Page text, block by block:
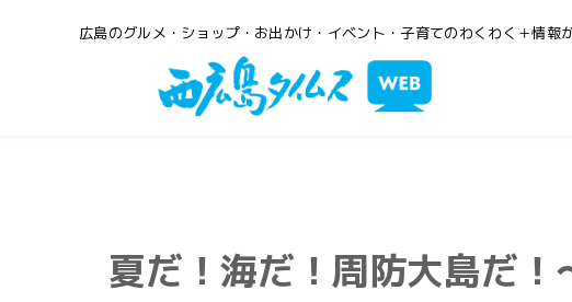
広島のグルメ・ショップ・お出かけ・イベント・子育てのわくわく＋情報
夏だ！海だ！周防大島だ